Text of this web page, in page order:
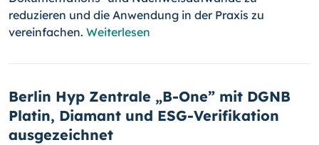
reduzieren und die Anwendung in der Praxis zu
vereinfachen. Weiterlesen
Berlin Hyp Zentrale „B-One” mit DGNB
Platin, Diamant und ESG-Verifikation
ausgezeichnet